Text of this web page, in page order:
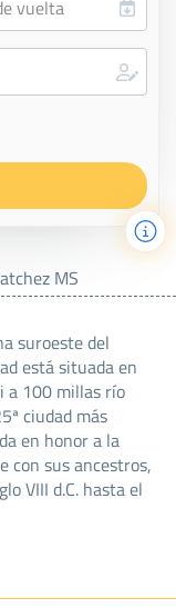
MS
suroeste del
está situada en
a 100 millas río
ciudad más
en honor a la
con sus ancestros,
VIII d.C. hasta el